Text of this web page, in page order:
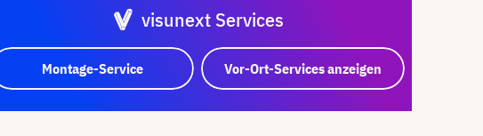
visunext Services
Montage-Service Vor-Ort-Services anzeigen